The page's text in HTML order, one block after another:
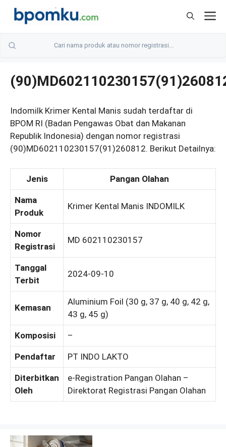
Skip
Indomilk Krimer Kental Manis sudah terdaftar di
BPOM RI (Badan Pengawas Obat dan Makanan
Republik Indonesia) dengan nomor registrasi
(90)MD602110230157(91)260812. Berikut Detailnya:
Jenis Pangan Olahan
Nama
Produk
Krimer Kental Manis INDOMILK
Nomor
Registrasi
MD 602110230157
Tanggal
Terbit
2024-09-10
Kemasan
Aluminium Foil (30 g, 37 g, 40 g, 42 g,
43 g, 45 g)
Komposisi –
Pendaftar PT INDO LAKTO
Diterbitkan
Oleh
e-Registration Pangan Olahan –
Direktorat Registrasi Pangan Olahan